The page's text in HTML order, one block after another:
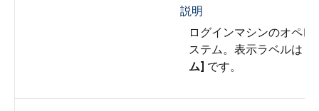
説明
ログインマシンのオペレ
ステム。表示ラベルは
ム] です。